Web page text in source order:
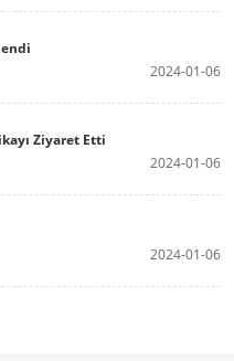
2024-01-06
Ziyaret Etti
2024-01-06
2024-01-06